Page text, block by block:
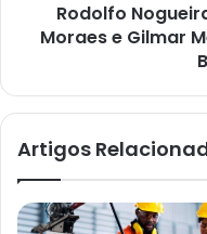
Mendes
com
Bolsonaro
Rodolfo
Moraes e Gilmar
Artigos